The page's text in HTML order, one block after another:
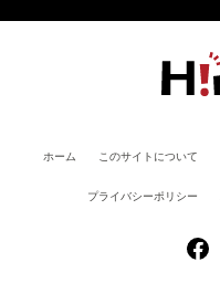
ホーム このサイトについて
プライバシーポリシー